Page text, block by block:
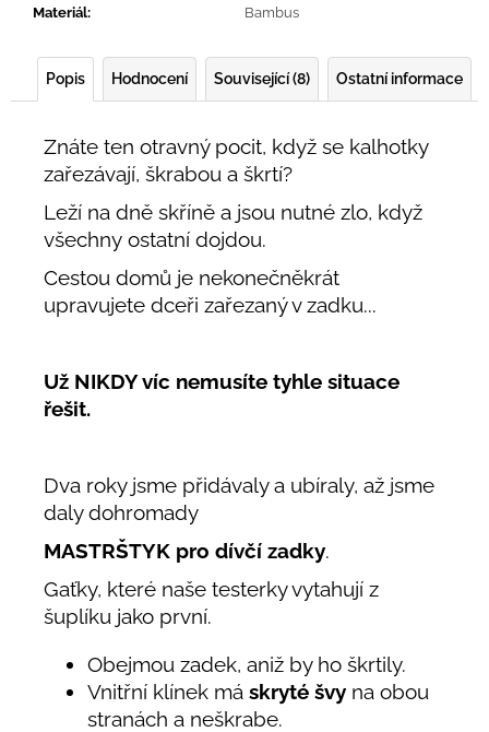
Materiál: Bambus
Popis Hodnocení Související (8) Ostatní informace
Znáte ten otravný pocit, když se kalhotky
zařezávají, škrabou a škrtí?
Leží na dně skříně a jsou nutné zlo, když
všechny ostatní dojdou.
Cestou domů je nekonečněkrát
upravujete dceři zařezaný v zadku...
Už NIKDY víc nemusíte tyhle situace
řešit.
Dva roky jsme přidávaly a ubíraly, až jsme
daly dohromady
MASTRŠTYK pro dívčí zadky.
Gaťky, které naše testerky vytahují z
šuplíku jako první.
Obejmou zadek, aniž by ho škrtily.
Vnitřní klínek má skryté švy na obou
stranách a neškrabe.